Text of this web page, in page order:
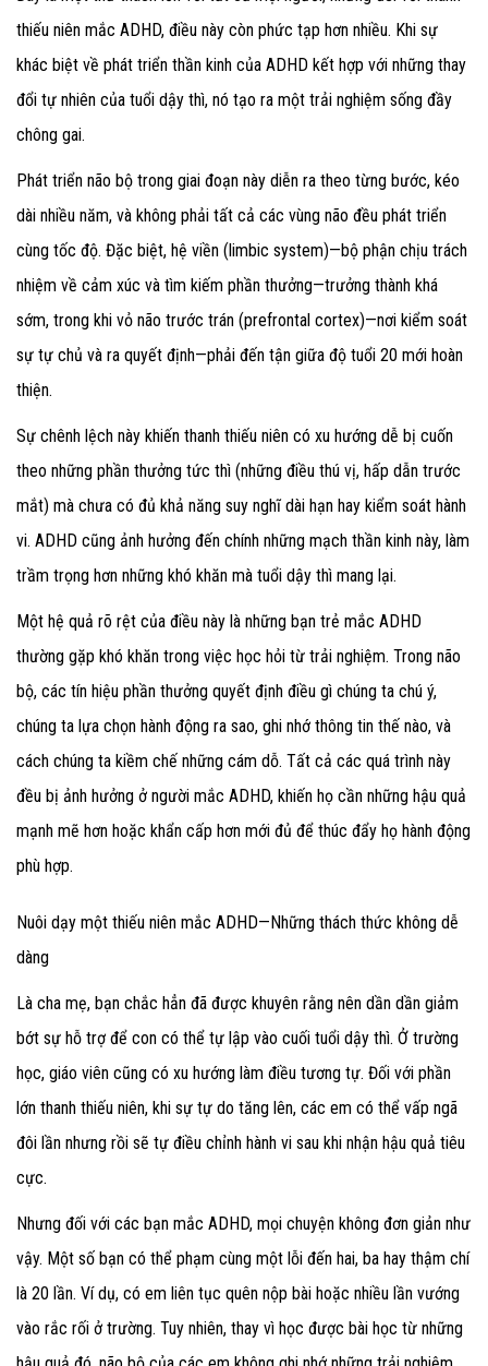
thiếu niên mắc ADHD, điều này còn phức tạp hơn nhiều. Khi sự
khác biệt về phát triển thần kinh của ADHD kết hợp với những thay
đổi tự nhiên của tuổi dậy thì, nó tạo ra một trải nghiệm sống đầy
chông gai.
Phát triển não bộ trong giai đoạn này diễn ra theo từng bước, kéo
dài nhiều năm, và không phải tất cả các vùng não đều phát triển
cùng tốc độ. Đặc biệt, hệ viền (limbic system)—bộ phận chịu trách
nhiệm về cảm xúc và tìm kiếm phần thưởng—trưởng thành khá
sớm, trong khi vỏ não trước trán (prefrontal cortex)—nơi kiểm soát
sự tự chủ và ra quyết định—phải đến tận giữa độ tuổi 20 mới hoàn
thiện.
Sự chênh lệch này khiến thanh thiếu niên có xu hướng dễ bị cuốn
theo những phần thưởng tức thì (những điều thú vị, hấp dẫn trước
mắt) mà chưa có đủ khả năng suy nghĩ dài hạn hay kiểm soát hành
vi. ADHD cũng ảnh hưởng đến chính những mạch thần kinh này, làm
trầm trọng hơn những khó khăn mà tuổi dậy thì mang lại.
Một hệ quả rõ rệt của điều này là những bạn trẻ mắc ADHD
thường gặp khó khăn trong việc học hỏi từ trải nghiệm. Trong não
bộ, các tín hiệu phần thưởng quyết định điều gì chúng ta chú ý,
chúng ta lựa chọn hành động ra sao, ghi nhớ thông tin thế nào, và
cách chúng ta kiềm chế những cám dỗ. Tất cả các quá trình này
đều bị ảnh hưởng ở người mắc ADHD, khiến họ cần những hậu quả
mạnh mẽ hơn hoặc khẩn cấp hơn mới đủ để thúc đẩy họ hành động
phù hợp.
Nuôi dạy một thiếu niên mắc ADHD—Những thách thức không dễ
dàng
Là cha mẹ, bạn chắc hẳn đã được khuyên rằng nên dần dần giảm
bớt sự hỗ trợ để con có thể tự lập vào cuối tuổi dậy thì. Ở trường
học, giáo viên cũng có xu hướng làm điều tương tự. Đối với phần
lớn thanh thiếu niên, khi sự tự do tăng lên, các em có thể vấp ngã
đôi lần nhưng rồi sẽ tự điều chỉnh hành vi sau khi nhận hậu quả tiêu
cực.
Nhưng đối với các bạn mắc ADHD, mọi chuyện không đơn giản như
vậy. Một số bạn có thể phạm cùng một lỗi đến hai, ba hay thậm chí
là 20 lần. Ví dụ, có em liên tục quên nộp bài hoặc nhiều lần vướng
vào rắc rối ở trường. Tuy nhiên, thay vì học được bài học từ những